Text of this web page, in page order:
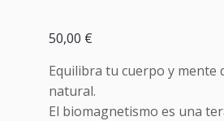
50,00 €
Equilibra tu cuerpo y mente
natural.
El biomagnetismo es una